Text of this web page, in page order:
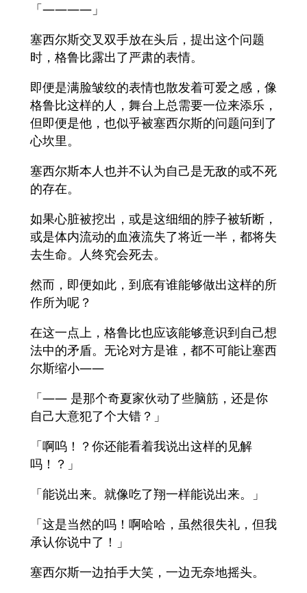
「————」
塞西尔斯交叉双手放在头后，提出这个问题
时，格鲁比露出了严肃的表情。
即便是满脸皱纹的表情也散发着可爱之感，像
格鲁比这样的人，舞台上总需要一位来添乐，
但即便是他，也似乎被塞西尔斯的问题问到了
心坎里。
塞西尔斯本人也并不认为自己是无敌的或不死
的存在。
如果心脏被挖出，或是这细细的脖子被斩断，
或是体内流动的血液流失了将近一半，都将失
去生命。人终究会死去。
然而，即便如此，到底有谁能够做出这样的所
作所为呢？
在这一点上，格鲁比也应该能够意识到自己想
法中的矛盾。无论对方是谁，都不可能让塞西
尔斯缩小——
「—— 是那个奇夏家伙动了些脑筋，还是你
自己大意犯了个大错？」
「啊呜！？你还能看着我说出这样的见解
吗！？」
「能说出来。就像吃了翔一样能说出来。」
「这是当然的吗！啊哈哈，虽然很失礼，但我
承认你说中了！」
塞西尔斯一边拍手大笑，一边无奈地摇头。